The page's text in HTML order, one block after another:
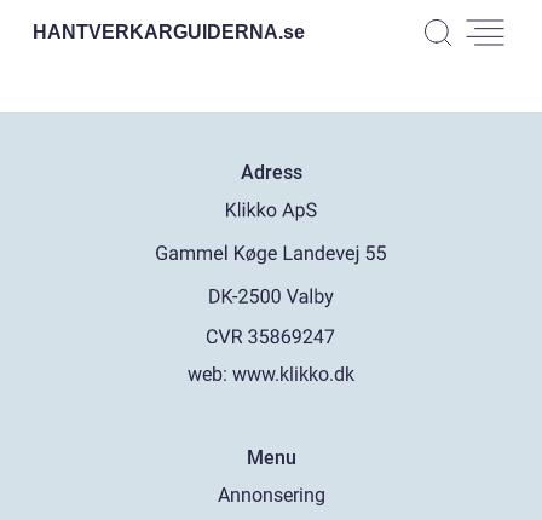
HANTVERKARGUIDERNA.se
Adress
web: www.klikko.dk
Menu
Annonsering